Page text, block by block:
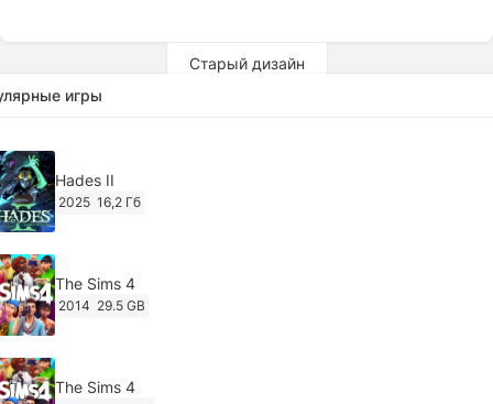
Старый дизайн
игры
Hades II
2025 16,2 Гб
The Sims 4
2014 29.5 GB
The Sims 4